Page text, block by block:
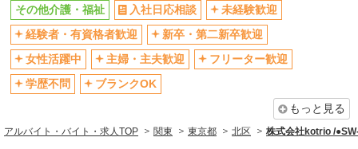
バイク通勤OK
自転車通勤OK
残業少なめ（月20h未満）
交通費支給
社会保険あり
産休・育休取得実績あり
退職金・財形貯蓄制度あり
その他介護・福祉 入社日応相談
未経験歓迎
経験者・有資格者歓迎
新卒・第二新卒歓迎
女性活躍中
主婦・主夫歓迎
フリーター歓迎
学歴不問
ブランクOK
もっと見る
アルバイト・バイト・求人TOP 関東 東京都 北区 株式会社kotrio /